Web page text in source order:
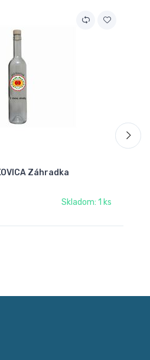
Záhradka
Skladom: 1 ks